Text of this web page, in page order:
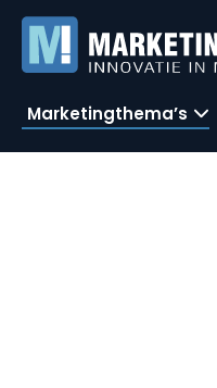
Marketingthema’s